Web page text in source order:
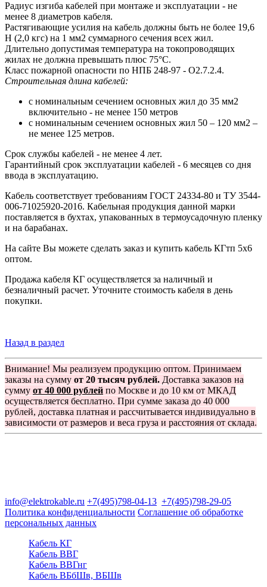
Радиус изгиба кабелей при монтаже и эксплуатации - не
менее 8 диаметров кабеля.
Растягивающие усилия на кабель должны быть не более 19,6
Н (2,0 кгс) на 1 мм2 суммарного сечения всех жил.
Длительно допустимая температура на токопроводящих
жилах не должна превышать плюс 75°С.
Класс пожарной опасности по НПБ 248-97 - О2.7.2.4.
Строительная длина кабелей:
с номинальным сечением основных жил до 35 мм2
включительно - не менее 150 метров
с номинальным сечением основных жил 50 – 120 мм2 –
не менее 125 метров.
Срок службы кабелей - не менее 4 лет.
Гарантийный срок эксплуатации кабелей - 6 месяцев со дня
ввода в эксплуатацию.
Кабель соответствует требованиям ГОСТ 24334-80 и ТУ 3544-
006-71025920-2016. Кабельная продукция данной марки
поставляется в бухтах, упакованных в термоусадочную пленку
и на барабанах.
На сайте Вы можете сделать заказ и купить кабель КГтп 5х6
оптом.
Продажа кабеля КГ осуществляется за наличный и
безналичный расчет. Уточните стоимость кабеля в день
покупки.
Назад в раздел
Внимание! Мы реализуем продукцию оптом. Принимаем
заказы на сумму от 20 тысяч рублей. Доставка заказов на
сумму от 40 000 рублей по Москве и до 10 км от МКАД
осуществляется бесплатно. При сумме заказа до 40 000
рублей, доставка платная и рассчитывается индивидуально в
зависимости от размеров и веса груза и расстояния от склада.
info@elektrokable.ru +7(495)798-04-13 +7(495)798-29-05
Политика конфиденциальности Соглашение об обработке
персональных данных
Кабель КГ
Кабель ВВГ
Кабель ВВГнг
Кабель ВБбШв, ВБШв